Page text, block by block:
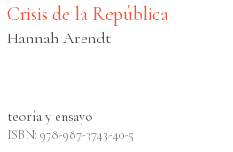
Crisis de la República
Hannah Arendt
teoría y ensayo
ISBN: 978-987-3743-40-5